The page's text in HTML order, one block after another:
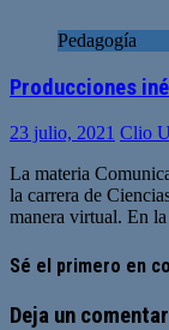
Pedagogía
Producciones
23 julio, 2021 Clio
La materia
la carrera de
manera virtual. En
Sé el primero en
Deja un